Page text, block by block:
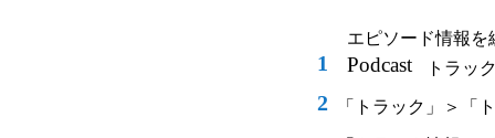
エピソード情報を
1 Podcast トラッ
2 「トラック」＞「